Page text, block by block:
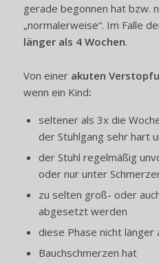
gerade begonnen hat bzw.
„normalerweise“. Im Falle
länger als 4 Wochen.
Von einer akuten
wenn ein Kind:
seltener als 3x die
der Stuhlgang sehr hart
der Stuhl regelmäßig
oder nur unter
zu selten groß- oder
abgesetzt werden
diese Phase nicht
Bauchschmerzen hat